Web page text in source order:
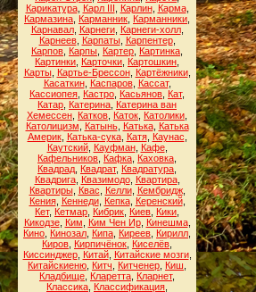
Карикатура, Карл III Карлин, Карма,
Кармазина Карманник Карманники
Карнавал, Карнеги, Карнеги-холл,
Карнеев, Карпаты, Карпентер,
Карпов Карпы Картер Картинка
Картинки Карточки Картошкин
Карты, Картье-Брессон, Картёжники,
Касаткин, Каспаров, Кассат,
Кассиопея Кастро Касьянов Кат,
Катар Катерина Катерина ван
Хемессен Катков Каток Католики
Католицизм
Катынь, Катька, Катька
Америк, Катька-сука, Катя, Каунас
Каутский, Кауфман, Кафе,
Кафельников Кафка Каховка
Квадрад Квадрат, Квадратура
Квадрига, Квазимодо, Квартира,
Квартиры, Квас Келли, Кембридж,
Кения, Кеннеди, Кепка, Керенский,
Кет, Кетмар Кибрик Киев Кики
Кикодзе, Ким Ким Чен Ир, Кинешма,
Кино Кинозал Кипа Киреев Кирилл
Киров Кирпичёнок Киселёв
Киссинджер, Китай, Китайские мозги,
Китайскиеню Китч Китченер Киш
Кладбище Кларетта Кларнет,
Классика Классификация